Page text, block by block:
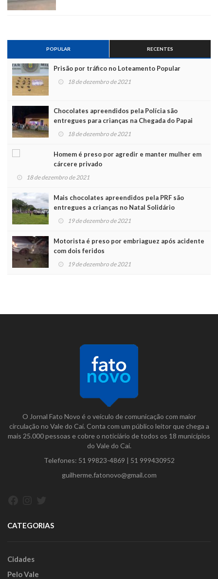
POPULAR RECENTES
Prisão por tráfico no Loteamento Popular
18 de dezembro de 2021
Chocolates apreendidos pela Polícia são
entregues para crianças na Chegada do Papai
Noel
18 de dezembro de 2021
Homem é preso por agredir e manter mulher em
cárcere privado
18 de dezembro de 2021
Mais chocolates apreendidos pela PRF são
entregues a crianças no Natal Solidário
19 de dezembro de 2021
Motorista é preso por embriaguez após acidente
com dois feridos
19 de dezembro de 2021
O Jornal Fato Novo é o veículo de comunicação com maior
circulação no Vale do Caí. Conta com um público leitor que chega a
mais 25.000 pessoas e cobre o noticiário de todos os 18 municípios
do Vale do Caí.
Telefones: 51 99823-4869 | 51 999430952
guilherme.fatonovo@gmail.com
CATEGORIAS
Cidades
Pelo Vale